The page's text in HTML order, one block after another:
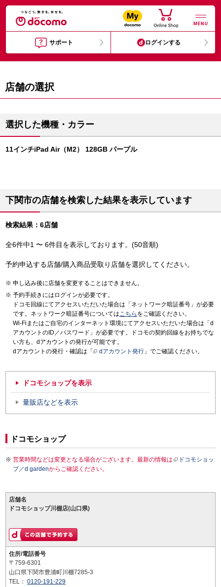
MENU
サポート ログインする
店舗の選択
選択した機種・カラー
11インチiPad Air（M2） 128GB パープル
下関市の店舗を検索した結果を表示しています
検索結果：6店舗
全6件中1 〜 6件目を表示しております。(50音順)
予約申込する店舗/購入商品受取り店舗を選択してください。
申し込み後に店舗を変更することはできません。
予約手続きにはログインが必要です。
ドコモ回線にてアクセスいただいた場合は「ネットワーク暗証番号」が必要
です。ネットワーク暗証番号についてはこちら をご確認ください。
Wi-Fiまたはご自宅のインターネット環境にてアクセスいただいた場合は「d
アカウントのID／パスワード」が必要です。ドコモの契約回線をお持ちでな
い方も、dアカウントの発行が可能です。
dアカウントの発行・確認は「
dアカウント発行 」でご確認ください。
ドコモショップを表示
量販店などを表示
ドコモショップ
営業時間などは変更となる場合がございます。最新の情報は
ドコモショッ
プ／d gardenからご確認ください。
店舗名
ドコモショップ川棚店(山口県)
住所/電話番号
〒759-6301
山口県下関市豊浦町川棚7285-3
TEL： 0120-191-229